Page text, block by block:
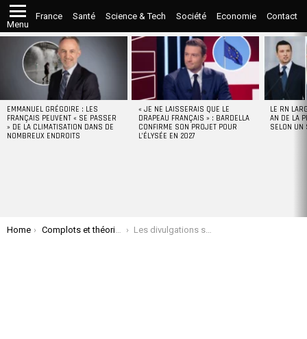
Menu
France Santé Science & Tech Société Economie Contact
STORIES
EMMANUEL GRÉGOIRE : LES
FRANÇAIS PEUVENT « SE PASSER
» DE LA CLIMATISATION DANS DE
NOMBREUX ENDROITS
« JE NE LAISSERAIS QUE LE
DRAPEAU FRANÇAIS » : BARDELLA
CONFIRME SON PROJET POUR
L’ÉLYSÉE EN 2027
LE RN
AN DE LA
SELON UN
You are here:
Home Complots et théories Les divulgations sur l’assassinat de Kennedy: du vent comme les divulgations sur le réseau Epstein !